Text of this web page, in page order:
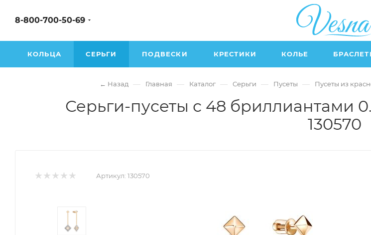
8-800-700-50-69
КОЛЬЦА СЕРЬГИ ПОДВЕСКИ КРЕСТИКИ КОЛЬЕ
← Назад — Главная — Каталог — Серьги — Пусеты — Пусеты из
Серьги-пусеты с 48 бриллиантами
130570
Артикул: 130570